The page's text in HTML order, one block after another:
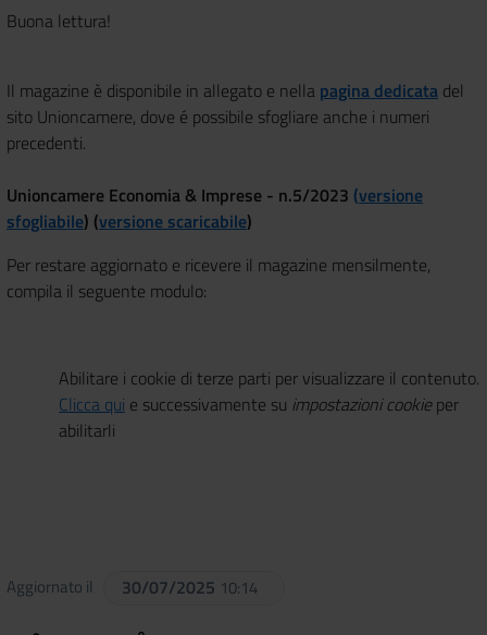
Buona lettura!
Il magazine è disponibile in allegato e nella pagina dedicata del
sito Unioncamere, dove é possibile sfogliare anche i numeri
precedenti.
Unioncamere Economia & Imprese - n.5/2023 (versione
sfogliabile) (versione scaricabile)
Per restare aggiornato e ricevere il magazine mensilmente,
compila il seguente modulo:
Abilitare i cookie di terze parti per visualizzare il contenuto.
Clicca qui e successivamente su impostazioni cookieper
abilitarli
Aggiornato il 30/07/2025 10:14